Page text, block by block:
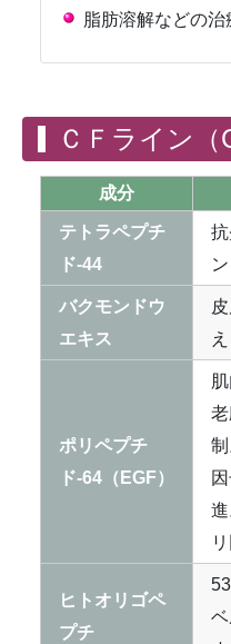
脂肪溶解などの
ＣＦライン（
成分
テトラペプチ
ド-44
バクモンドウ
エキス
ポリペプチ
ド-64（EGF）
ヒトオリゴペ
プチ